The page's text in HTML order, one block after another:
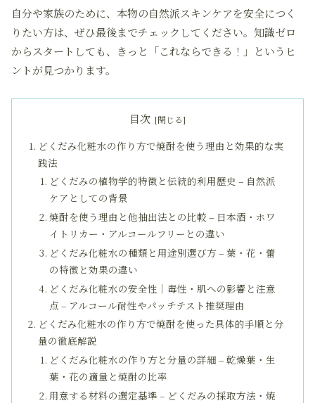
自分や家族のために、本物の自然派スキンケアを安全につく
りたい方は、ぜひ最後までチェックしてください。知識ゼロ
からスタートしても、きっと「これならできる！」というヒ
ントが見つかります。
目次
どくだみ化粧水の作り方で焼酎を使う理由と効果的な実
践法
どくだみの植物学的特徴と伝統的利用歴史 – 自然派
ケアとしての背景
焼酎を使う理由と他抽出法との比較 – 日本酒・ホワ
イトリカー・アルコールフリーとの違い
どくだみ化粧水の種類と用途別選び方 – 葉・花・蕾
の特徴と効果の違い
どくだみ化粧水の安全性｜毒性・肌への影響と注意
点 – アルコール耐性やパッチテスト推奨理由
どくだみ化粧水の作り方で焼酎を使った具体的手順と分
量の徹底解説
どくだみ化粧水の作り方と分量の詳細 – 乾燥葉・生
葉・花の適量と焼酎の比率
用意する材料の選定基準 – どくだみの採取方法・焼